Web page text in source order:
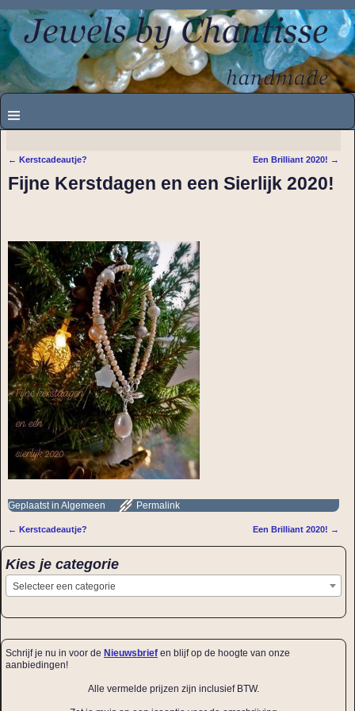
Bericht navigatie
← Kerstcadeautje? Een Brilliant 2020! →
Fijne Kerstdagen en een Sierlijk 2020!
Geplaatst in Algemeen Permalink
Bericht navigatie
← Kerstcadeautje? Een Brilliant 2020! →
Kies je categorie
Selecteer een categorie
Schrijf je nu in voor de Nieuwsbrief en blijf op de hoogte van onze
aanbiedingen!
Alle vermelde prijzen zijn inclusief BTW.